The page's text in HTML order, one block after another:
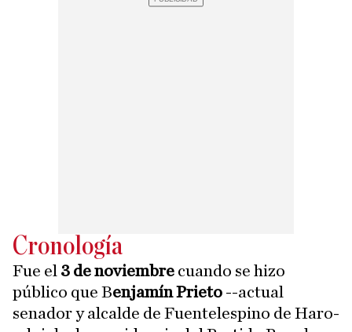
Cronología
Fue el 3 de noviembre cuando se hizo
público que Benjamín Prieto --actual
senador y alcalde de Fuentelespino de Haro-